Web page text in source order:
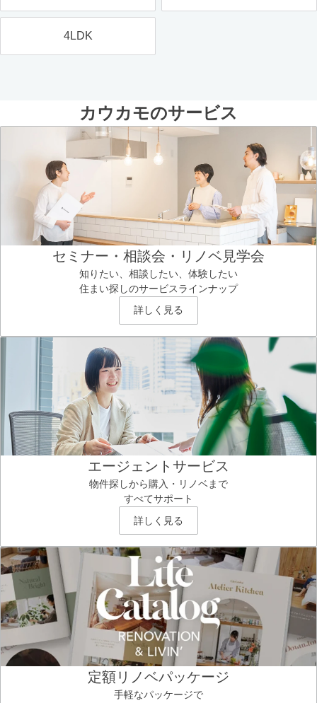
4LDK
カウカモのサービス
セミナー・相談会・リノベ見学会
知りたい、相談したい、体験したい
住まい探しのサービスラインナップ
詳しく見る
エージェントサービス
物件探しから購入・リノベまで
すべてサポート
詳しく見る
定額リノベパッケージ
手軽なパッケージで